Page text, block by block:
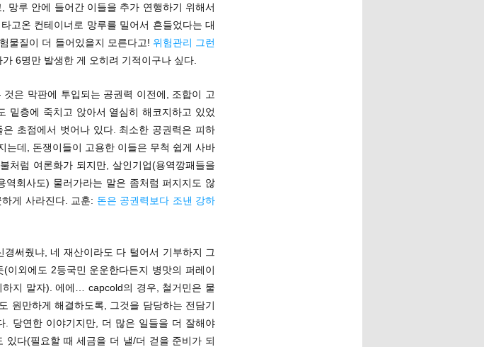
망루 안에 들어간 이들을 추가 연행하기 위해서
고온 컨테이너로 망루를 밀어서 흔들었다는 대
물질이 더 들어있을지 모른다고! 위험관리 그런
6명만 발생한 게 오히려 기적이구나 싶다.
것은 막판에 투입되는 공권력 이전에, 조합이 고
밑층에 죽치고 앉아서 열심히 해코지하고 있었
초점에서 벗어나 있다. 최소한 공권력은 피하
는데, 돈쟁이들이 고용한 이들은 무척 쉽게 사바
처럼 여론화가 되지만, 살인기업(용역깡패들을
역회사도) 물러가라는 말은 좀처럼 퍼지지도 않
게 사라진다. 교훈: 돈은 공권력보다 조낸 강하
경써줬냐, 네 재산이라도 다 털어서 기부하지 그
이외에도 2등국민 운운한다든지 병맛의 퍼레이
지 말자). 에에… capcold의 경우, 철거민은 물
원만하게 해결하도록, 그것을 담당하는 전담기
. 당연한 이야기지만, 더 많은 일들을 더 잘해야
다(필요할 때 세금을 더 낼/더 걷을 준비가 되